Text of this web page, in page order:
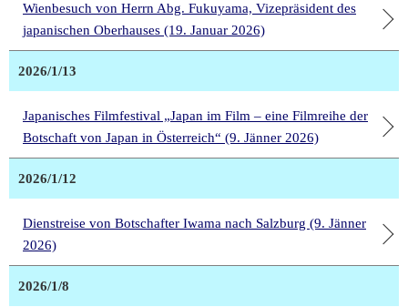
Wienbesuch von Herrn Abg. Fukuyama, Vizepräsident des
japanischen Oberhauses (19. Januar 2026)
2026/1/13
Japanisches Filmfestival „Japan im Film – eine Filmreihe der
Botschaft von Japan in Österreich“ (9. Jänner 2026)
2026/1/12
Dienstreise von Botschafter Iwama nach Salzburg (9. Jänner
2026)
2026/1/8